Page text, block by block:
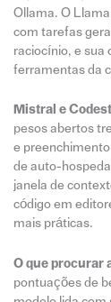
Ollama. O
com tarefas
raciocínio, e sua
ferramentas da
Mistral e
pesos abertos
e
de auto-
janela de
código em
mais práticas.
O que procurar
pontuações de